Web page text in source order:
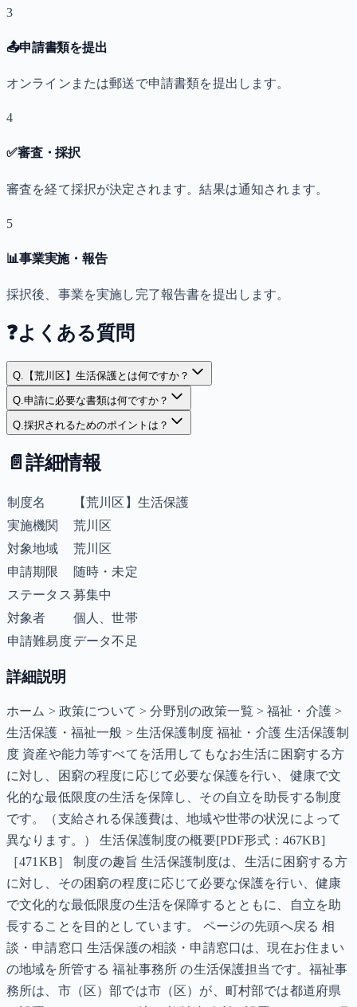
3
📤申請書類を提出
オンラインまたは郵送で申請書類を提出します。
4
✅審査・採択
審査を経て採択が決定されます。結果は通知されます。
5
📊事業実施・報告
採択後、事業を実施し完了報告書を提出します。
❓よくある質問
Q. 【荒川区】生活保護とは何ですか？
Q.申請に必要な書類は何ですか？
Q.採択されるためのポイントは？
📄 詳細情報
制度名
【荒川区】生活保護
実施機関
荒川区
対象地域
荒川区
申請期限
随時・未定
ステータス 募集中
対象者
個人、世帯
申請難易度データ不足
詳細説明
ホーム > 政策について > 分野別の政策一覧 > 福祉・介護 >
生活保護・福祉一般 > 生活保護制度 福祉・介護 生活保護制
度 資産や能力等すべてを活用してもなお生活に困窮する方
に対し、困窮の程度に応じて必要な保護を行い、健康で文
化的な最低限度の生活を保障し、その自立を助長する制度
です。（支給される保護費は、地域や世帯の状況によって
異なります。） 生活保護制度の概要[PDF形式：467KB]
［471KB］ 制度の趣旨 生活保護制度は、生活に困窮する方
に対し、その困窮の程度に応じて必要な保護を行い、健康
で文化的な最低限度の生活を保障するとともに、自立を助
長することを目的としています。 ページの先頭へ戻る 相
談・申請窓口 生活保護の相談・申請窓口は、現在お住まい
の地域を所管する 福祉事務所 の生活保護担当です。福祉事
務所は、市（区）部では市（区）が、町村部では都道府県